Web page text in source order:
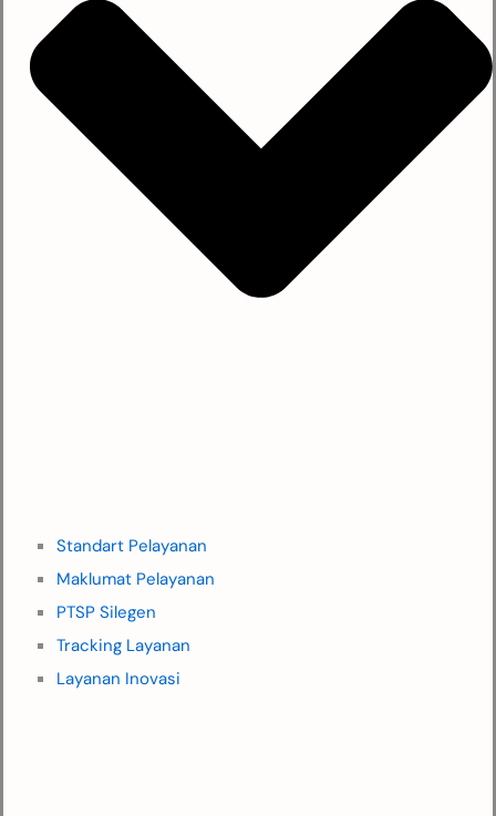
Standart Pelayanan
Maklumat Pelayanan
PTSP Silegen
Tracking Layanan
Layanan Inovasi